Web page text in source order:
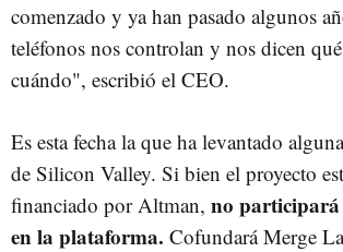
comenzado y ya han pasado algunos
teléfonos nos controlan y nos dicen
cuándo", escribió el CEO.
Es esta fecha la que ha levantado
de Silicon Valley. Si bien el proyecto
financiado por Altman, no
en la plataforma. Cofundará Merge